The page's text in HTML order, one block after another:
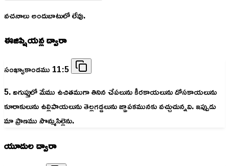
వచనాలు అందుబాటులో లేవు.
ఈజిప్షియన్ల ద్వారా
సంఖ్యాకాండము 11:5
5. ఐగుప్తులో మేము ఉచితముగా తినిన చేపలును కీరకాయలును దోసకాయలును
కూరాకులును ఉల్లిపాయలును తెల్లగడ్డలును జ్ఞాపకమునకు వచ్చుచున్నవి. ఇప్పుడు
మా ప్రాణము సొమ్మసిల్లెను.
యూదుల ద్వారా